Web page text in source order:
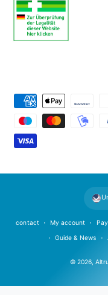
m
n
© 2026,
contact My account
Guide & News